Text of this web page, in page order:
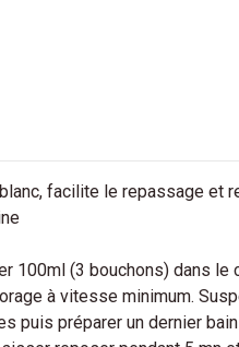
facilite le repassage et
100ml (3 bouchons) dans le
à vitesse minimum.
puis préparer un dernier